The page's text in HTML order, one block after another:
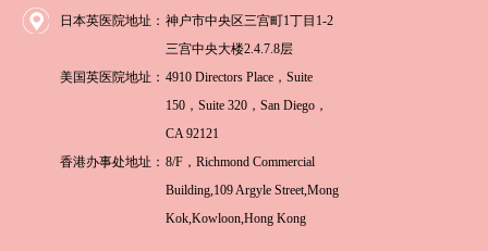
日本英医院地址： 神户市中央区三宫町1丁目1-2
三宫中央大楼2.4.7.8层
美国英医院地址： 4910 Directors Place，Suite
150，Suite 320，San Diego，
CA 92121
香港办事处地址： 8/F，Richmond Commercial
Building,109 Argyle Street,Mong
Kok,Kowloon,Hong Kong